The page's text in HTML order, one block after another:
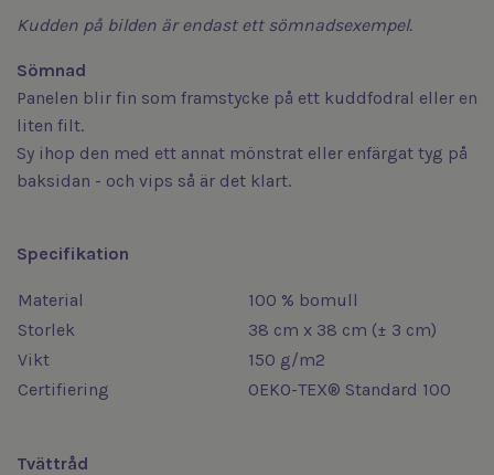
Kudden på bilden är endast ett sömnadsexempel.
Sömnad
Panelen blir fin som framstycke på ett kuddfodral eller en
liten filt.
Sy ihop den med ett annat mönstrat eller enfärgat tyg på
baksidan - och vips så är det klart.
Specifikation
Material
100 % bomull
Storlek
38 cm x 38 cm (± 3 cm)
Vikt
150 g/m2
Certifiering
OEKO-TEX® Standard 100
Tvättråd